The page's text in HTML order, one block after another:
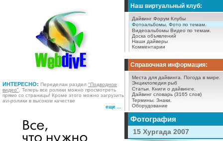
ИНТЕРЕСНО: Переделан раздел "Подводное
видео" . Теперь все ролики можно просмотреть
прямо со страницы! Кроме этого можно загрузить
avi-ролики в высоком качестве
еще ...
Наш виртуальный клуб:
Дайвинг Форум Клубы
Фотоальбомы. Фото по темам.
Видеоальбомы Видео по темам.
Доска объявлений
Наши дайверы
Комментарии
Справочная информация:
Места для дайвинга.
Погода в мире.
Энциклопедия рыб
Статьи.
Книги о дайвинге.
Дайвинг словарь (3165 слов)
Термины. Знаки.
Оборудование
Фотография
15 Хургада 2007